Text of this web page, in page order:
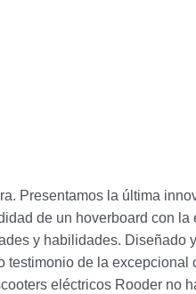
Presentamos la última
de un hoverboard con
y habilidades. Diseñado
de la
eléctricos Rooder no